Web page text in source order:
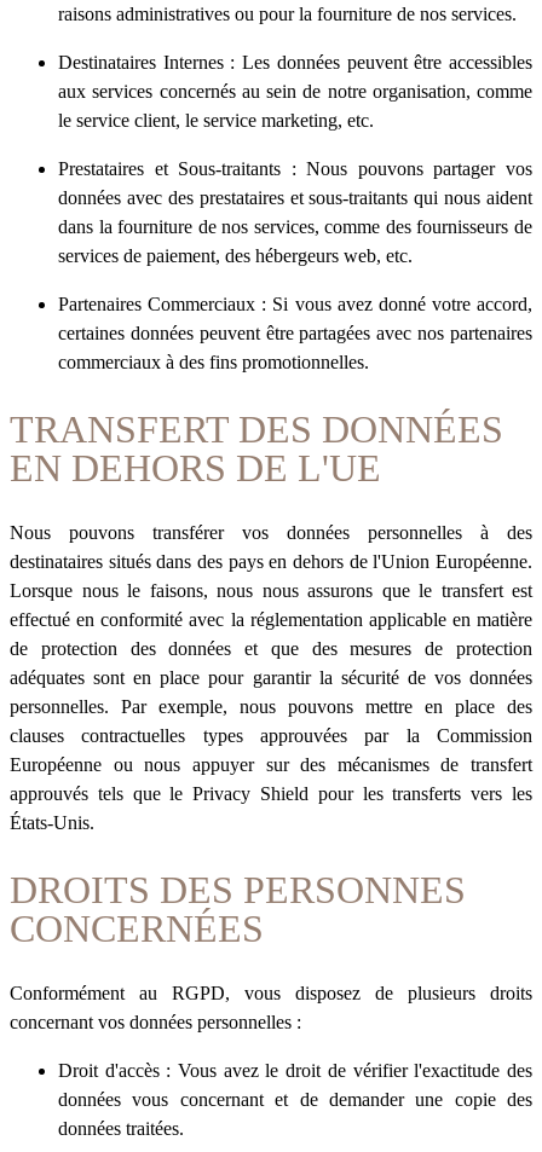
raisons administratives ou pour la fourniture de nos services.
Destinataires Internes : Les données peuvent être accessibles
aux services concernés au sein de notre organisation, comme
le service client, le service marketing, etc.
Prestataires et Sous-traitants : Nous pouvons partager vos
données avec des prestataires et sous-traitants qui nous aident
dans la fourniture de nos services, comme des fournisseurs de
services de paiement, des hébergeurs web, etc.
Partenaires Commerciaux : Si vous avez donné votre accord,
certaines données peuvent être partagées avec nos partenaires
commerciaux à des fins promotionnelles.
TRANSFERT DES DONNÉES
EN DEHORS DE L'UE
Nous pouvons transférer vos données personnelles à des
destinataires situés dans des pays en dehors de l'Union Européenne.
Lorsque nous le faisons, nous nous assurons que le transfert est
effectué en conformité avec la réglementation applicable en matière
de protection des données et que des mesures de protection
adéquates sont en place pour garantir la sécurité de vos données
personnelles. Par exemple, nous pouvons mettre en place des
clauses contractuelles types approuvées par la Commission
Européenne ou nous appuyer sur des mécanismes de transfert
approuvés tels que le Privacy Shield pour les transferts vers les
États-Unis.
DROITS DES PERSONNES
CONCERNÉES
Conformément au RGPD, vous disposez de plusieurs droits
concernant vos données personnelles :
Droit d'accès : Vous avez le droit de vérifier l'exactitude des
données vous concernant et de demander une copie des
données traitées.